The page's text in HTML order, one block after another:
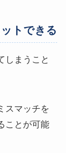
トできる
しまうこと
スマッチを
ことが可能